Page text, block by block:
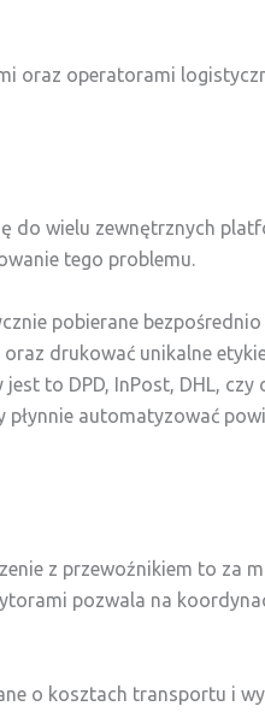
oraz operatorami
do wielu zewnętrznych
tego problemu.
pobierane
drukować unikalne
to DPD, InPost, DHL,
automatyzować
z przewoźnikiem to za
pozwala na
o kosztach transportu i